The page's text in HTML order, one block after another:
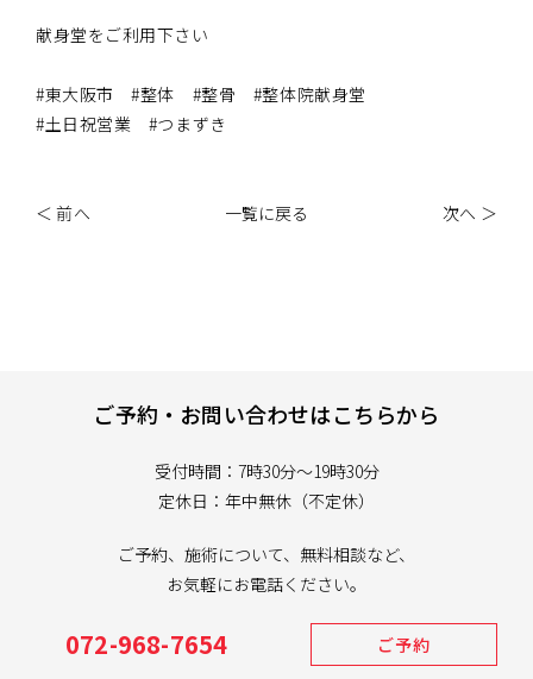
献身堂をご利用下さい
#東大阪市 #整体 #整骨 #整体院献身堂
#土日祝営業 #つまずき
＜ 前へ 一覧に戻る 次へ ＞
ご予約・お問い合わせはこちらから
受付時間：7時30分～19時30分
定休日：年中無休（不定休）
ご予約、施術について、無料相談など、
お気軽にお電話ください。
072-968-7654 ご予約